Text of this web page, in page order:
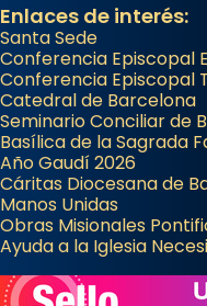
Enlaces de interés:
Santa Sede
Conferencia Episcopal
Conferencia Episcopal
Catedral de Barcelona
Seminario Conciliar de
Basílica de la Sagrada
Año Gaudí 2026
Cáritas Diocesana de
Manos Unidas
Obras Misionales
Ayuda a la Iglesia